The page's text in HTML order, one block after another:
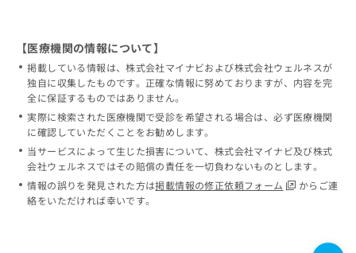
【医療機関の情報について】
掲載している情報は、株式会社マイナビおよび株式会社ウェルネスが
独自に収集したものです。正確な情報に努めておりますが、内容を完
全に保証するものではありません。
実際に検索された医療機関で受診を希望される場合は、必ず医療機関
に確認していただくことをお勧めします。
当サービスによって生じた損害について、株式会社マイナビ及び株式
会社ウェルネスではその賠償の責任を一切負わないものとします。
情報の誤りを発見された方は掲載情報の修正依頼フォーム
からご連
絡をいただければ幸いです。